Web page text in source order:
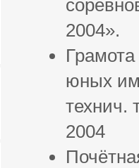
2004».
Грамота
юных
технич.
2004